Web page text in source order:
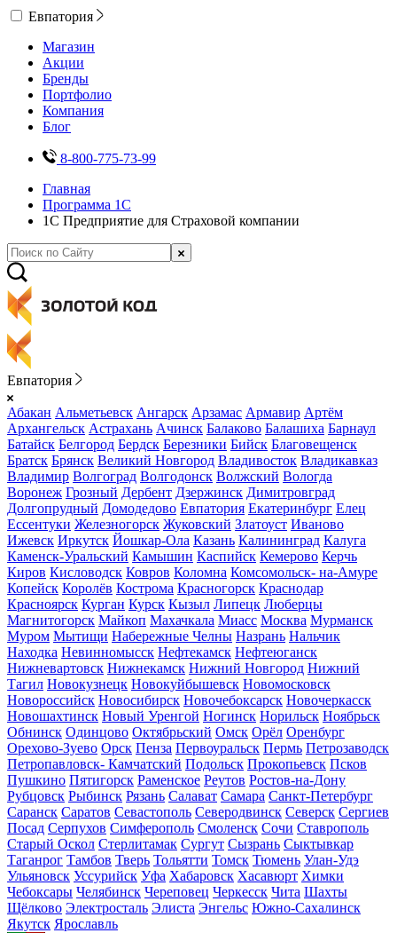
Евпатория
Магазин
Акции
Бренды
Портфолио
Компания
Блог
8-800-775-73-99
Главная
Программа 1С
1С Предприятие для Страховой компании
Евпатория
Абакан Альметьевск Ангарск Арзамас Армавир Артём
Архангельск Астрахань Ачинск Балаково Балашиха Барнаул
Батайск Белгород Бердск Березники Бийск Благовещенск
Братск Брянск Великий Новгород Владивосток Владикавказ
Владимир Волгоград Волгодонск Волжский Вологда
Воронеж Грозный Дербент Дзержинск Димитровград
Долгопрудный Домодедово Евпатория Екатеринбург Елец
Ессентуки Железногорск Жуковский Златоуст Иваново
Ижевск Иркутск Йошкар-Ола Казань Калининград Калуга
Каменск-Уральский Камышин Каспийск Кемерово Керчь
Киров Кисловодск Ковров Коломна Комсомольск- на-Амуре
Копейск Королёв Кострома Красногорск Краснодар
Красноярск Курган Курск Кызыл Липецк Люберцы
Магнитогорск Майкоп Махачкала Миасс Москва Мурманск
Муром Мытищи Набережные Челны Назрань Нальчик
Находка Невинномысск Нефтекамск Нефтеюганск
Нижневартовск Нижнекамск Нижний Новгород Нижний
Тагил Новокузнецк Новокуйбышевск Новомосковск
Новороссийск Новосибирск Новочебоксарск Новочеркасск
Новошахтинск Новый Уренгой Ногинск Норильск Ноябрьск
Обнинск Одинцово Октябрьский Омск Орёл Оренбург
Орехово-Зуево Орск Пенза Первоуральск Пермь Петрозаводск
Петропавловск- Камчатский Подольск Прокопьевск Псков
Пушкино Пятигорск Раменское Реутов Ростов-на-Дону
Рубцовск Рыбинск Рязань Салават Самара Санкт-Петербург
Саранск Саратов Севастополь Северодвинск Северск Сергиев
Посад Серпухов Симферополь Смоленск Сочи Ставрополь
Старый Оскол Стерлитамак Сургут Сызрань Сыктывкар
Таганрог Тамбов Тверь Тольятти Томск Тюмень Улан-Удэ
Ульяновск Уссурийск Уфа Хабаровск Хасавюрт Химки
Чебоксары Челябинск Череповец Черкесск Чита Шахты
Щёлково Электросталь Элиста Энгельс Южно-Сахалинск
Якутск Ярославль